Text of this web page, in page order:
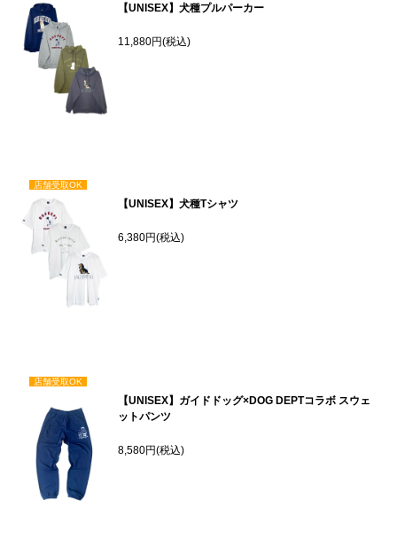
【UNISEX】犬種プルパーカー
11,880円(税込)
店舗受取OK
【UNISEX】犬種Tシャツ
6,380円(税込)
店舗受取OK
【UNISEX】ガイドドッグ×DOG DEPTコラボ スウェ
ットパンツ
8,580円(税込)